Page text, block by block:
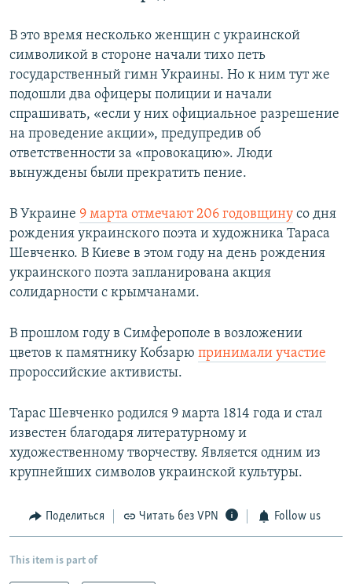
В это время несколько женщин с украинской
символикой в стороне начали тихо петь
государственный гимн Украины. Но к ним тут же
подошли два офицеры полиции и начали
спрашивать, «если у них официальное разрешение
на проведение акции», предупредив об
ответственности за «провокацию». Люди
вынуждены были прекратить пение.
В Украине 9 марта отмечают 206 годовщину со дня
рождения украинского поэта и художника Тараса
Шевченко. В Киеве в этом году на день рождения
украинского поэта запланирована акция
солидарности с крымчанами.
В прошлом году в Симферополе в возложении
цветов к памятнику Кобзарю принимали участие
пророссийские активисты.
Тарас Шевченко родился 9 марта 1814 года и стал
известен благодаря литературному и
художественному творчеству. Является одним из
крупнейших символов украинской культуры.
Поделиться Читать без VPN Follow us
This item is part of